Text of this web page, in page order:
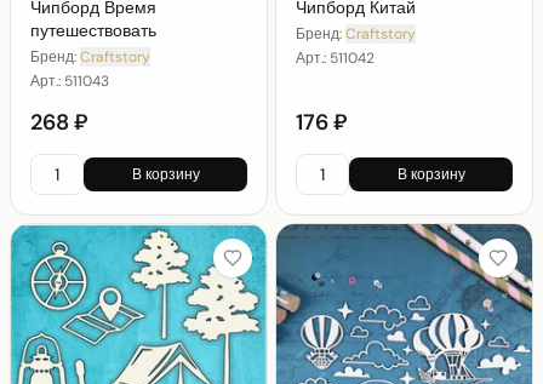
Чипборд Время
путешествовать
Бренд:Craftstory
Арт.: 511043
268 ₽
В корзину
Чипборд Китай
Бренд:Craftstory
Арт.: 511042
176 ₽
В корзину